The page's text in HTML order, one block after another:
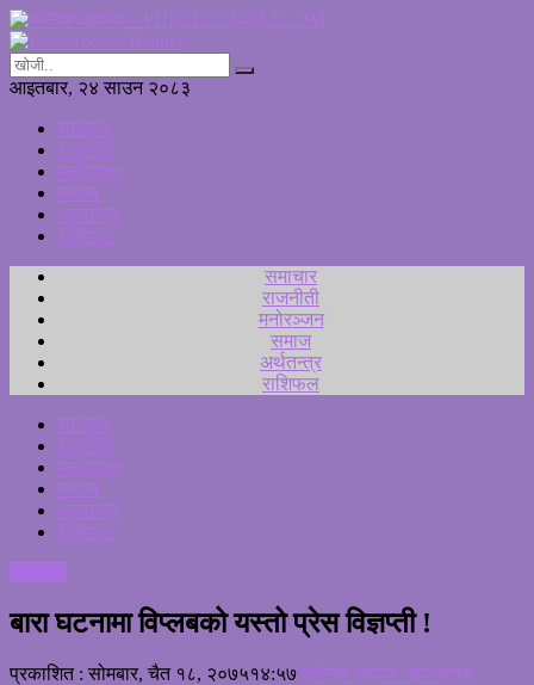
आइतबार, २४ साउन २०८३
समाचार
राजनीती
मनोरञ्जन
समाज
अर्थतन्त्र
राशिफल
समाचार
राजनीती
मनोरञ्जन
समाज
अर्थतन्त्र
राशिफल
समाचार
राजनीती
मनोरञ्जन
समाज
अर्थतन्त्र
राशिफल
बारा घटनामा विप्लबको यस्तो प्रेस विज्ञप्ती !
प्रकाशित : सोमबार, चैत १८, २०७५१४:५७ पब्लिक आवाज /संवाददाता